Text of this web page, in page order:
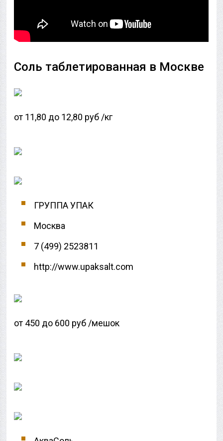
Соль таблетированная в Москве
от 11,80 до 12,80 руб /кг
ГРУППА УПАК
Москва
7 (499) 2523811
http://www.upaksalt.com
от 450 до 600 руб /мешок